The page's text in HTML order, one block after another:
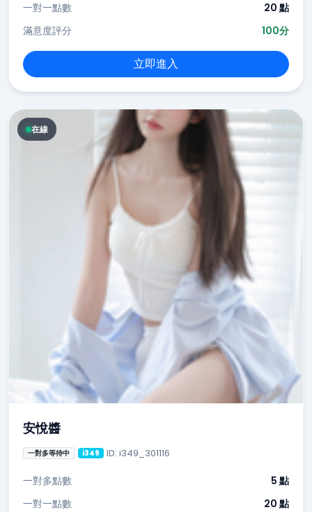
一對一點數
20 點
滿意度評分
100分
立即進入
在線
安悅醬
一對多等待中 i349 ID: i349_301116
一對多點數
5 點
一對一點數
20 點